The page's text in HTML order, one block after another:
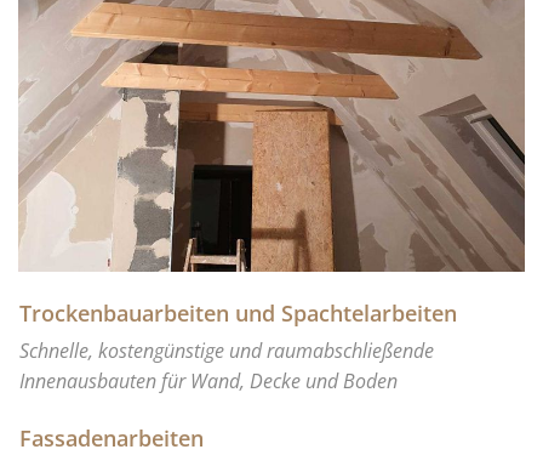
Trockenbauarbeiten und Spachtelarbeiten
Schnelle, kostengünstige und raumabschließende
Innenausbauten für Wand, Decke und Boden
Fassadenarbeiten